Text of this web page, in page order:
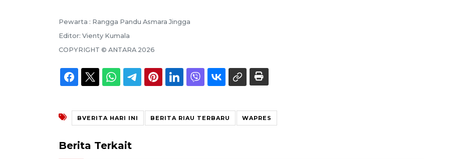
Pewarta : Rangga Pandu Asmara Jingga
Editor: Vienty Kumala
COPYRIGHT © ANTARA 2026
BVERITA HARI INI BERITA RIAU TERBARU WAPRES
Berita Terkait